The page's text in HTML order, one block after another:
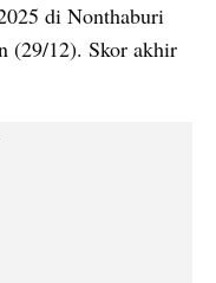
di Nonthaburi
(29/12). Skor akhir